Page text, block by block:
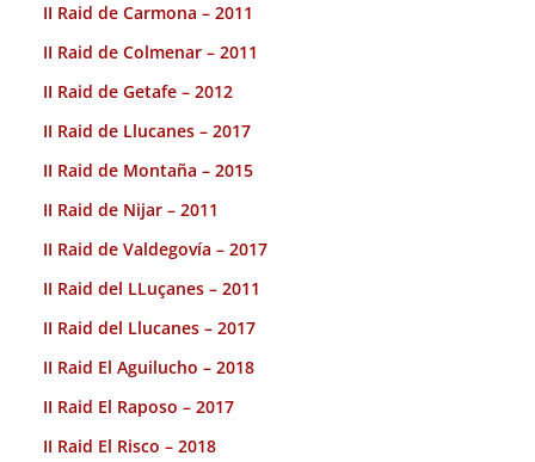
II Raid de Carmona – 2011
II Raid de Colmenar – 2011
II Raid de Getafe – 2012
II Raid de Llucanes – 2017
II Raid de Montaña – 2015
II Raid de Nijar – 2011
II Raid de Valdegovía – 2017
II Raid del LLuçanes – 2011
II Raid del Llucanes – 2017
II Raid El Aguilucho – 2018
II Raid El Raposo – 2017
II Raid El Risco – 2018